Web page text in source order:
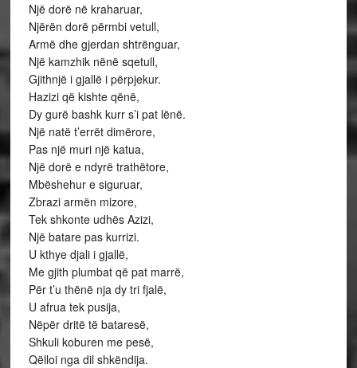
Një dorë në kraharuar,
Njërën dorë përmbi vetull,
Armë dhe gjerdan shtrënguar,
Një kamzhik nënë sqetull,
Gjithnjë i gjallë i përpjekur.
Hazizi që kishte qënë,
Dy gurë bashk kurr s’i pat lënë.
Një natë t’errët dimërore,
Pas një muri një katua,
Një dorë e ndyrë trathëtore,
Mbëshehur e siguruar,
Zbrazi armën mizore,
Tek shkonte udhës Azizi,
Një batare pas kurrizi.
U kthye djali i gjallë,
Me gjith plumbat që pat marrë,
Për t’u thënë nja dy tri fjalë,
U afrua tek pusija,
Nëpër dritë të bataresë,
Shkuli koburen me pesë,
Qëlloi nga dil shkëndija.